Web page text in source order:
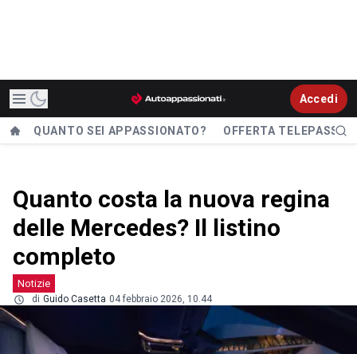
Accedi
QUANTO SEI APPASSIONATO? OFFERTA TELEPASS
Quanto costa la nuova regina
delle Mercedes? Il listino
completo
Notizie
di Guido Casetta 04 febbraio 2026, 10.44